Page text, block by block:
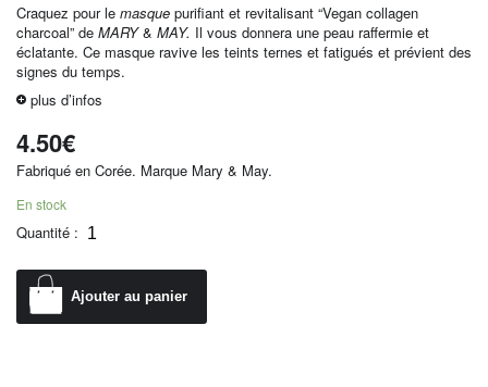
Craquez pour le masque purifiant et revitalisant “Vegan collagen
charcoal” de MARY& MAY. Il vous donnera une peau raffermie et
éclatante. Ce masque ravive les teints ternes et fatigués et prévient des
signes du temps.
plus d’infos
4.50€
Fabriqué en Corée. Marque Mary & May.
En stock
Quantité :
Ajouter au panier